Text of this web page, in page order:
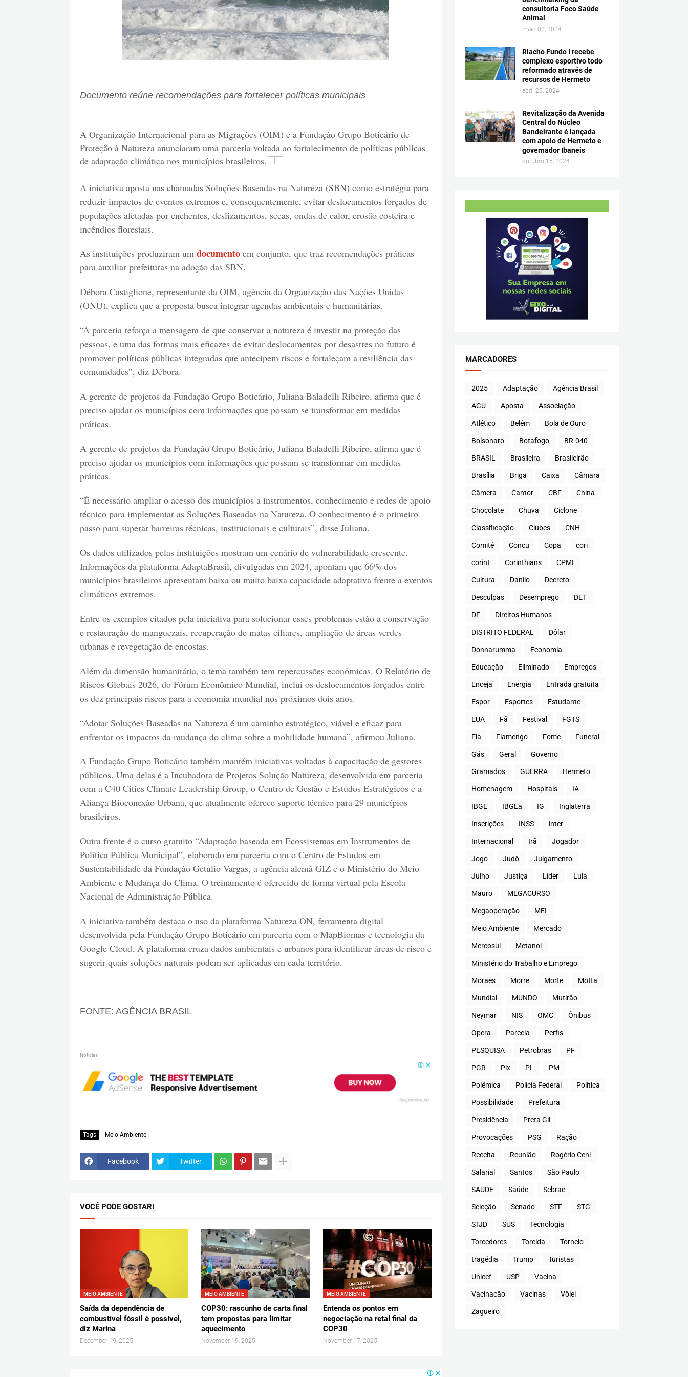
Documento reúne recomendações para fortalecer políticas municipais
A Organização Internacional para as Migrações (OIM) e a Fundação Grupo Boticário de
Proteção à Natureza anunciaram uma parceria voltada ao fortalecimento de políticas públicas
de adaptação climática nos municípios brasileiros.
A iniciativa aposta nas chamadas Soluções Baseadas na Natureza (SBN) como estratégia para
reduzir impactos de eventos extremos e, consequentemente, evitar deslocamentos forçados de
populações afetadas por enchentes, deslizamentos, secas, ondas de calor, erosão costeira e
incêndios florestais.
As instituições produziram um documentoem conjunto, que traz recomendações práticas
para auxiliar prefeituras na adoção das SBN.
Débora Castiglione, representante da OIM, agência da Organização das Nações Unidas
(ONU), explica que a proposta busca integrar agendas ambientais e humanitárias.
“A parceria reforça a mensagem de que conservar a natureza é investir na proteção das
pessoas, e uma das formas mais eficazes de evitar deslocamentos por desastres no futuro é
promover políticas públicas integradas que antecipem riscos e fortaleçam a resiliência das
comunidades”, diz Débora.
A gerente de projetos da Fundação Grupo Boticário, Juliana Baladelli Ribeiro, afirma que é
preciso ajudar os municípios com informações que possam se transformar em medidas
práticas.
A gerente de projetos da Fundação Grupo Boticário, Juliana Baladelli Ribeiro, afirma que é
preciso ajudar os municípios com informações que possam se transformar em medidas
práticas.
“É necessário ampliar o acesso dos municípios a instrumentos, conhecimento e redes de apoio
técnico para implementar as Soluções Baseadas na Natureza. O conhecimento é o primeiro
passo para superar barreiras técnicas, institucionais e culturais”, disse Juliana.
Os dados utilizados pelas instituições mostram um cenário de vulnerabilidade crescente.
Informações da plataforma AdaptaBrasil, divulgadas em 2024, apontam que 66% dos
municípios brasileiros apresentam baixa ou muito baixa capacidade adaptativa frente a eventos
climáticos extremos.
Entre os exemplos citados pela iniciativa para solucionar esses problemas estão a conservação
e restauração de manguezais, recuperação de matas ciliares, ampliação de áreas verdes
urbanas e revegetação de encostas.
Além da dimensão humanitária, o tema também tem repercussões econômicas. O Relatório de
Riscos Globais 2026, do Fórum Econômico Mundial, inclui os deslocamentos forçados entre
os dez principais riscos para a economia mundial nos próximos dois anos.
“Adotar Soluções Baseadas na Natureza é um caminho estratégico, viável e eficaz para
enfrentar os impactos da mudança do clima sobre a mobilidade humana”, afirmou Juliana.
A Fundação Grupo Boticário também mantém iniciativas voltadas à capacitação de gestores
públicos. Uma delas é a Incubadora de Projetos Solução Natureza, desenvolvida em parceria
com a C40 Cities Climate Leadership Group, o Centro de Gestão e Estudos Estratégicos e a
Aliança Bioconexão Urbana, que atualmente oferece suporte técnico para 29 municípios
brasileiros.
Outra frente é o curso gratuito “Adaptação baseada em Ecossistemas em Instrumentos de
Política Pública Municipal”, elaborado em parceria com o Centro de Estudos em
Sustentabilidade da Fundação Getulio Vargas, a agência alemã GIZ e o Ministério do Meio
Ambiente e Mudança do Clima. O treinamento é oferecido de forma virtual pela Escola
Nacional de Administração Pública.
A iniciativa também destaca o uso da plataforma Natureza ON, ferramenta digital
desenvolvida pela Fundação Grupo Boticário em parceria com o MapBiomas e tecnologia da
Google Cloud. A plataforma cruza dados ambientais e urbanos para identificar áreas de risco e
sugerir quais soluções naturais podem ser aplicadas em cada território.
FONTE: AGÊNCIA BRASIL
Noticias
Tags Meio Ambiente
Facebook Twitter
VOCÊ PODE GOSTAR!
MEIO AMBIENTE
Saída da dependência de
combustível fóssil é possível,
diz Marina
December 19, 2025
MEIO AMBIENTE
COP30: rascunho de carta final
tem propostas para limitar
aquecimento
November 19, 2025
MEIO AMBIENTE
Entenda os pontos em
negociação na retal final da
COP30
November 17, 2025
consultoria Foco Saúde
Animal
maio 02, 2024
Riacho Fundo I recebe
complexo esportivo todo
reformado através de
recursos de Hermeto
abril 25, 2024
Revitalização da Avenida
Central do Núcleo
Bandeirante é lançada
com apoio de Hermeto e
governador Ibaneis
outubro 15, 2024
MARCADORES
2025 Adaptação Agência Brasil
AGU Aposta Associação
Atlético Belém Bola de Ouro
Bolsonaro Botafogo BR-040
BRASIL Brasileira Brasileirão
Brasília Briga Caixa Câmara
Câmera Cantor CBF China
Chocolate Chuva Ciclone
Classificação Clubes CNH
Comitê Concu Copa cori
corint Corinthians CPMI
Cultura Danilo Decreto
Desculpas Desemprego DET
DF Direitos Humanos
DISTRITO FEDERAL Dólar
Donnarumma Economia
Educação Eliminado Empregos
Enceja Energia Entrada gratuita
Espor Esportes Estudante
EUA Fã Festival FGTS
Fla Flamengo Fome Funeral
Gás Geral Governo
Gramados GUERRA Hermeto
Homenagem Hospitais IA
IBGE IBGEa IG Inglaterra
Inscrições INSS inter
Internacional Irã Jogador
Jogo Judô Julgamento
Julho Justiça Líder Lula
Mauro MEGACURSO
Megaoperação MEI
Meio Ambiente Mercado
Mercosul Metanol
Ministério do Trabalho e Emprego
Moraes Morre Morte Motta
Mundial MUNDO Mutirão
Neymar NIS OMC Ônibus
Opera Parcela Perfis
PESQUISA Petrobras PF
PGR Pix PL PM
Polêmica Polícia Federal Política
Possibilidade Prefeitura
Presidência Preta Gil
Provocações PSG Ração
Receita Reunião Rogério Ceni
Salarial Santos São Paulo
SAUDE Saúde Sebrae
Seleção Senado STF STG
STJD SUS Tecnologia
Torcedores Torcida Torneio
tragédia Trump Turistas
Unicef USP Vacina
Vacinação Vacinas Vôlei
Zagueiro